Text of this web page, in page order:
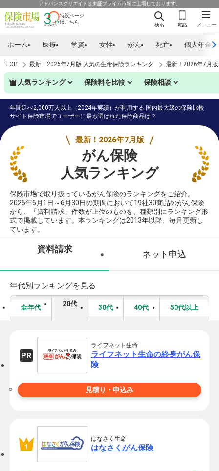
アドバンスクリエイトは東証プライム市場に上場しております。
メニュー
検索
特設ページ
は こちら
電話
ホーム 医療 学資 女性 がん 死亡 個人年金
TOP 最新！2026年7月版 人気の生命保険ランキング 最新！2026年7月
人気ランキング 保険料を比較 保険相談
年間延べ2,000万人以上（2024年実績）が利用する 国内最大級の保険比較
サイト保険市場でユーザーに最も選ばれた保険商品は？
最新！2026年7月版
がん保険
人気ランキング
保険市場で取り扱っているがん保険のランキングをご紹介。
2026年6月1日～6月30日の期間において19社30商品のがん保険
から、「資料請求」件数が上位のものを、種類別にランキング形
式で掲載しています。本ランキングは2013年以降、毎月更新し
ています。
資料請求 ネット申込
年代別ランキングを見る
全年代 20代 30代 40代 50代以上
ライフネット生命
ライフネット生命の終身がん保
険
見積り・申込み
はなさく生命
はなさくがん保険